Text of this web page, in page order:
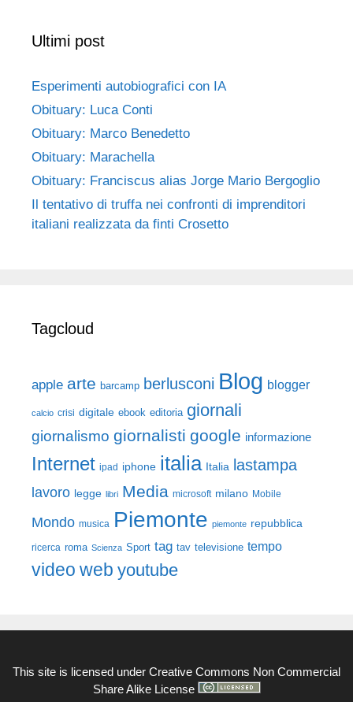
Ultimi post
Esperimenti autobiografici con IA
Obituary: Luca Conti
Obituary: Marco Benedetto
Obituary: Marachella
Obituary: Franciscus alias Jorge Mario Bergoglio
Il tentativo di truffa nei confronti di imprenditori
italiani realizzata da finti Crosetto
Tagcloud
apple arte barcamp berlusconi Blog blogger
calcio crisi digitale ebook editoria giornali
giornalismo giornalisti google informazione
Internet ipad iphone italia Italia lastampa
lavoro legge libri Media microsoft milano Mobile
Mondo musica Piemonte piemonte repubblica
ricerca roma Scienza Sport tag tav televisione tempo
video web youtube
This site is licensed under Creative Commons Non Commercial
Share Alike License